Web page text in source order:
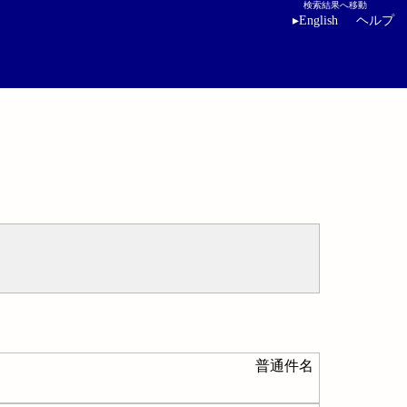
検索結果へ移動
▸English ヘルプ
普通件名